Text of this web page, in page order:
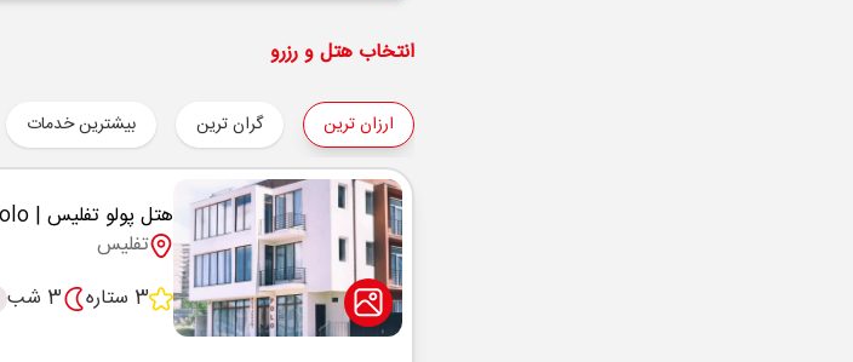
انتخاب هتل و رزرو
ارزان ترین گران ترین بیشترین خدمات
هتل پولو تفلیس | hotel polo
تفلیس
3 ستاره
3 شب